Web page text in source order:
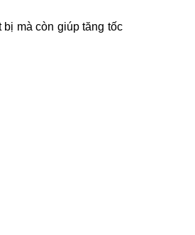
mà còn giúp tăng tốc